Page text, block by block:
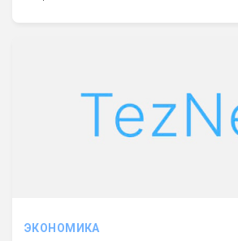
ЭКОНОМИКА